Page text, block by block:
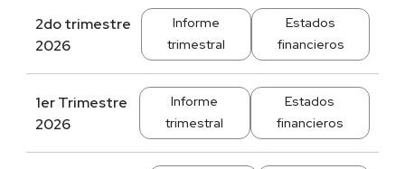
2do trimestre
2026
Informe
trimestral
Estados
financieros
1er Trimestre
2026
Informe
trimestral
Estados
financieros